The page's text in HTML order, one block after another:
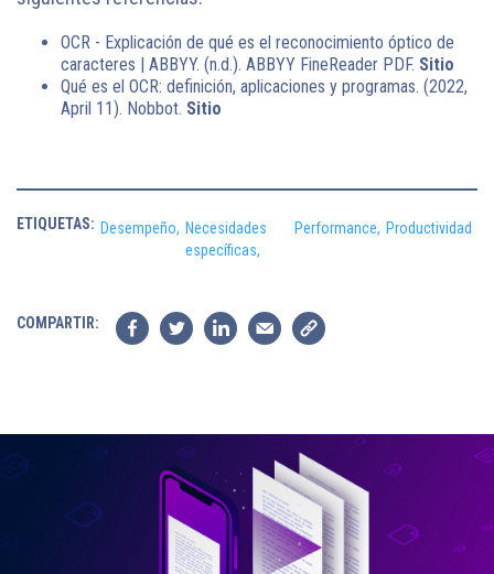
OCR - Explicación de qué es el reconocimiento óptico de
caracteres | ABBYY. (n.d.). ABBYY FineReader PDF. Sitio
Qué es el OCR: definición, aplicaciones y programas. (2022,
April 11). Nobbot. Sitio
ETIQUETAS: Desempeño, Necesidades
específicas,
Performance, Productividad
COMPARTIR: